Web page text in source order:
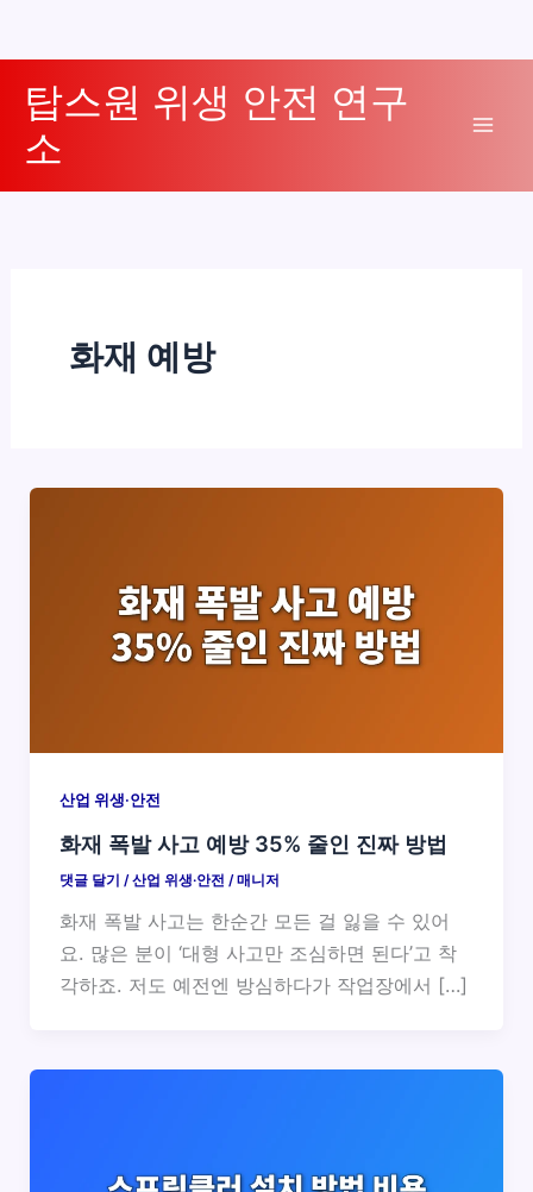
탑스원 위생 안전 연구
소
화재 예방
산업 위생·안전
화재 폭발 사고 예방 35% 줄인 진짜 방법
댓글 달기 /산업 위생·안전 /매니저
화재 폭발 사고는 한순간 모든 걸 잃을 수 있어
요. 많은 분이 ‘대형 사고만 조심하면 된다’고 착
각하죠. 저도 예전엔 방심하다가 작업장에서 […]